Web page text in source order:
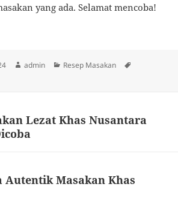
yang ada. Selamat mencoba!
Author
admin Categories
Resep Masakan
Lezat Khas Nusantara
Autentik Masakan Khas